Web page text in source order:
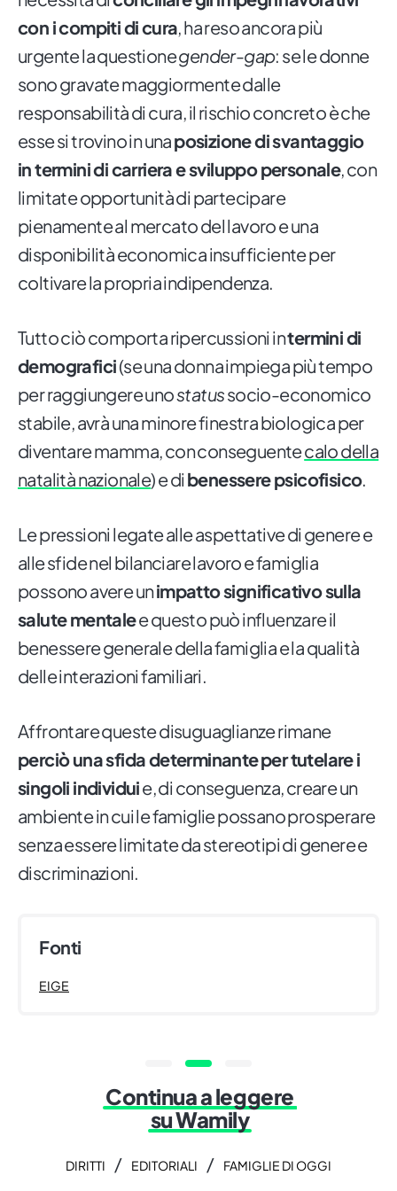
con i compiti di cura, ha reso ancora più
urgente la questionegender-gap: se le donne
sono gravate maggiormente dalle
responsabilità di cura, il rischio concreto è che
esse si trovino in unaposizione di svantaggio
in termini di carriera e sviluppo personale, con
limitate opportunità di partecipare
pienamente al mercato del lavoro e una
disponibilità economica insufficiente per
coltivare la propria indipendenza.
Tutto ciò comporta ripercussioni intermini di
demografici(se una donna impiega più tempo
per raggiungere unostatussocio-economico
stabile, avrà una minore finestra biologica per
diventare mamma, con conseguentecalo della
natalità nazionale) e di benessere psicofisico.
Le pressioni legate alle aspettative di genere e
alle sfide nel bilanciare lavoro e famiglia
possono avere unimpatto significativo sulla
salute mentalee questo può influenzare il
benessere generale della famiglia e la qualità
delle interazioni familiari.
Affrontare queste disuguaglianze rimane
perciò una sfida determinanteper tutelare i
singoli individuie, di conseguenza, creare un
ambiente in cui le famiglie possano prosperare
senza essere limitate da stereotipi di genere e
discriminazioni.
Fonti
EIGE
Continua a leggere
su Wamily
DIRITTI / EDITORIALI / FAMIGLIE DI OGGI